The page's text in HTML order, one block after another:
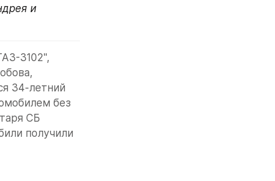
и
3102",
34-летний
без
СБ
получили